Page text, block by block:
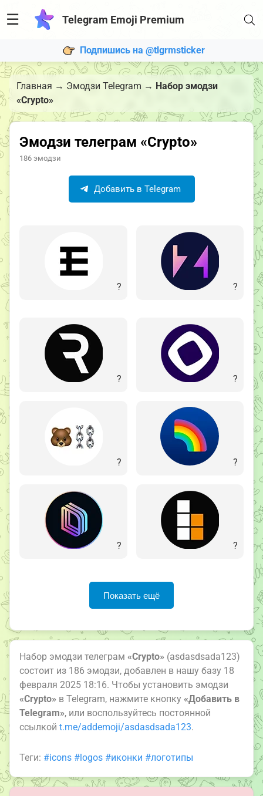
☰ Telegram Emoji Premium
Подпишись на @tlgrmsticker
Главная → Эмодзи Telegram → Набор эмодзи
«Crypto»
Эмодзи телеграм «Crypto»
186 эмодзи
Добавить в Telegram
? ?
? ?
? ?
? ?
Показать ещё
Набор эмодзи телеграм «Crypto» (asdasdsada123)
состоит из 186 эмодзи, добавлен в нашу базу 18
февраля 2025 18:16. Чтобы установить эмодзи
«Crypto» в Telegram, нажмите кнопку «Добавить в
Telegram», или воспользуйтесь постоянной
ссылкой t.me/addemoji/asdasdsada123.
Теги: #icons #logos #иконки #логотипы